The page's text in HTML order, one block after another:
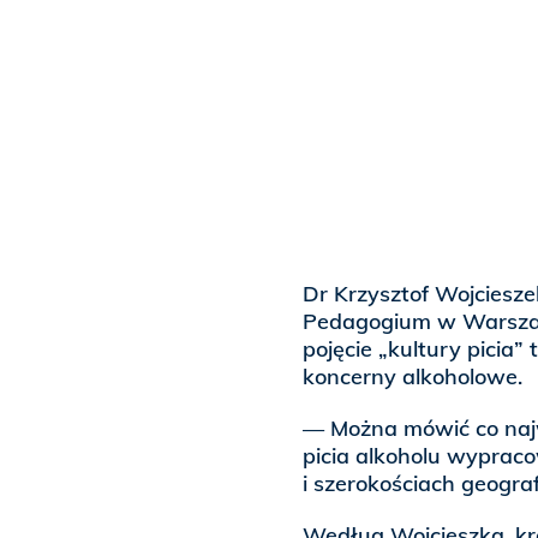
Dr Krzysztof
Pedagogium w
pojęcie „kultury picia”
koncerny alkoholowe.
— Można mówić co
picia alkoholu
i szerokościach